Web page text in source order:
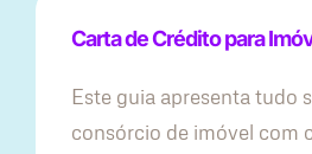
Carta de Crédito para
Este guia apresenta tudo
consórcio de imóvel com